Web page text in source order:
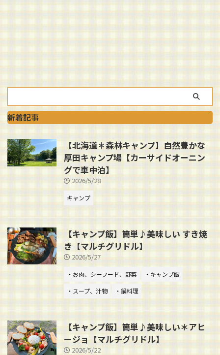
新着記事
【北海道＊森林キャンプ】自然豊かな
厚田キャンプ場【カーサイドオーニン
グで車中泊】
2026/5/28
キャンプ
【キャンプ飯】簡単♪美味しい すき焼
き【マルチグリドル】
2026/5/27
・お肉、シーフード、野菜
・キャンプ飯
・スープ、汁物
・鍋料理
【キャンプ飯】簡単♪美味しい＊アヒ
ージョ【マルチグリドル】
2026/5/22